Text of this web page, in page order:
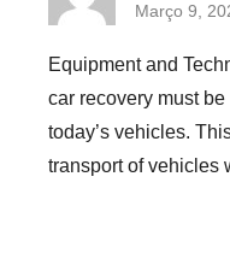
Março 9,
Equipment and
car recovery must
today’s vehicles.
transport of vehicles